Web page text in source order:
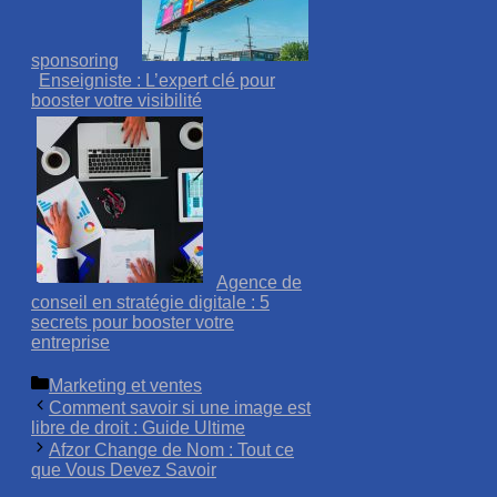
sponsoring
Enseigniste : L’expert clé pour
booster votre visibilité
Agence de
conseil en stratégie digitale : 5
secrets pour booster votre
entreprise
Catégories
Marketing et ventes
Comment savoir si une image est
libre de droit : Guide Ultime
Afzor Change de Nom : Tout ce
que Vous Devez Savoir